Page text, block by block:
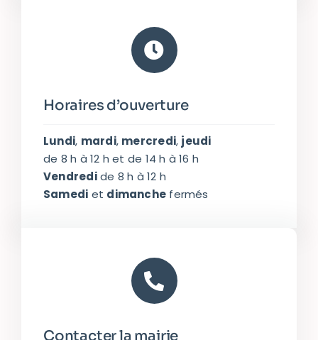
Horaires d’ouverture
Lundi, mardi, mercredi, jeudi
de 8 h à 12 h et de 14 h à 16 h
Vendredide 8 h à 12 h
Samedi et dimanche fermés
Contacter la mairie